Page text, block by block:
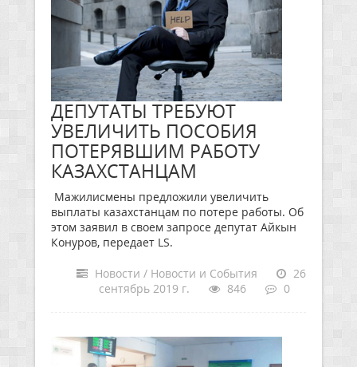
ДЕПУТАТЫ ТРЕБУЮТ
УВЕЛИЧИТЬ ПОСОБИЯ
ПОТЕРЯВШИМ РАБОТУ
КАЗАХСТАНЦАМ
Мажилисмены предложили увеличить
выплаты казахстанцам по потере работы. Об
этом заявил в своем запросе депутат Айкын
Конуров, передает LS.
Новости / Новости и События
26
сентябрь 2019 г.
846 0